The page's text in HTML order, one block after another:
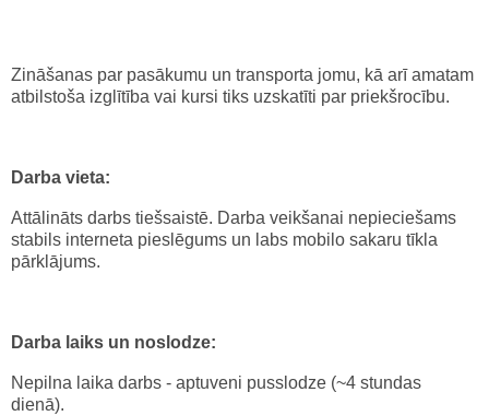
Zināšanas par pasākumu un transporta jomu, kā arī amatam
atbilstoša izglītība vai kursi tiks uzskatīti par priekšrocību.
Darba vieta:
Attālināts darbs tiešsaistē. Darba veikšanai nepieciešams
stabils interneta pieslēgums un labs mobilo sakaru tīkla
pārklājums.
Darba laiks un noslodze:
Nepilna laika darbs - aptuveni pusslodze (~4 stundas
dienā).